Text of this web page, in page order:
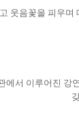
웃음꽃을 피우
에서 이루어진 강